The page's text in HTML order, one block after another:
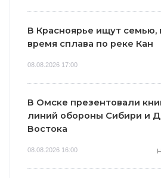
В Красноярье ищут семью,
время сплава по реке Кан
08.08.2026 17:00
В Омске презентовали
линий обороны Сибири и
Востока
08.08.2026 16:00